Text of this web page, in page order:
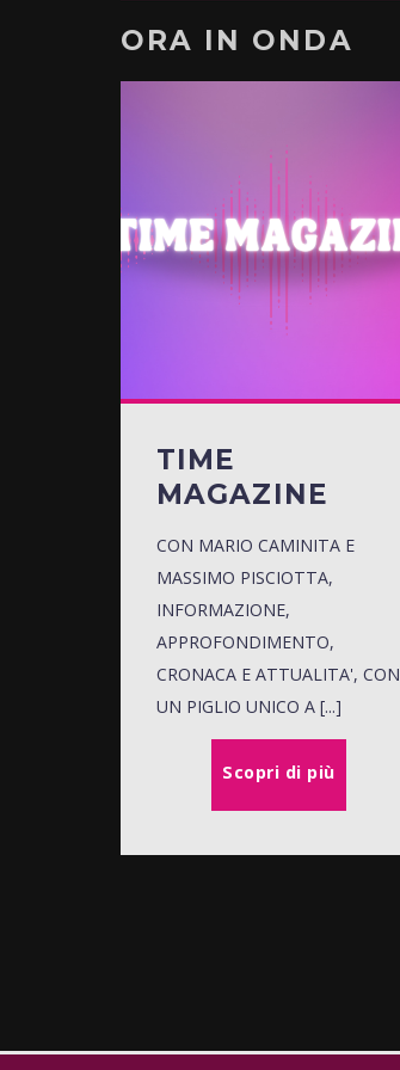
ORA IN ONDA
TIME
MAGAZINE
CON MARIO CAMINITA E
MASSIMO PISCIOTTA,
INFORMAZIONE,
APPROFONDIMENTO,
CRONACA E ATTUALITA', CON
UN PIGLIO UNICO A [...]
Scopri di più